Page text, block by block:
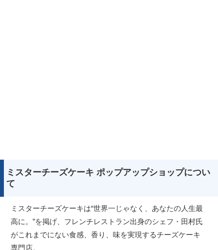
ミスターチーズケーキ ポップアップショップについ
て
ミスターチーズケーキは“世界一じゃなく、あなたの人生最
高に。”を掲げ、フレンチレストラン出身のシェフ・田村氏
がこれまでにない食感、香り、味を実現するチーズケーキ
専門店。